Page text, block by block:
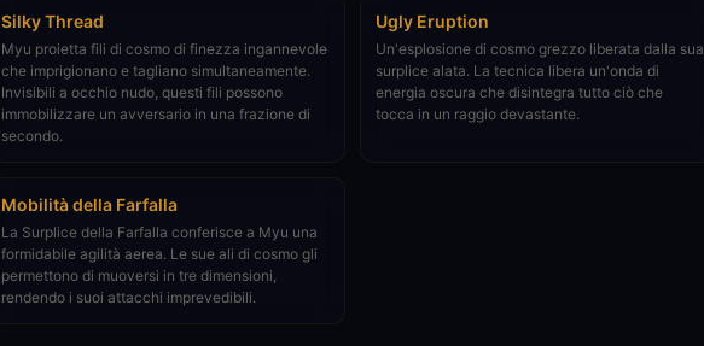
Silky Thread
Myu proietta fili di cosmo di finezza ingannevole
che imprigionano e tagliano simultaneamente.
Invisibili a occhio nudo, questi fili possono
immobilizzare un avversario in una frazione di
secondo.
Ugly Eruption
Un'esplosione di cosmo grezzo liberata dalla sua
surplice alata. La tecnica libera un'onda di
energia oscura che disintegra tutto ciò che
tocca in un raggio devastante.
Mobilità della Farfalla
La Surplice della Farfalla conferisce a Myu una
formidabile agilità aerea. Le sue ali di cosmo gli
permettono di muoversi in tre dimensioni,
rendendo i suoi attacchi imprevedibili.